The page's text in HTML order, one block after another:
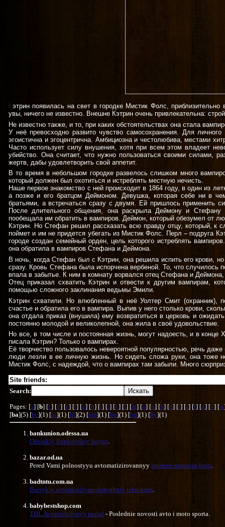
Кэтрин появилась на свет в городке Мистик Фолс,
увы, ничего не известно. Внешне Кэтрин очень привлекательна:
Не известно также, и то, при каких обстоятельствах она стала
У неё превосходно развито чувство самосохранения. Для
эгоистична и эгоцентрична. Амбициозна и честолюбива, местами
Часто использует силу внушения, хотя при всем этом владеет
убийство. Она считает, что нужно пользоваться своими силами,
жертв, дабы удовлетворить свой аппетит.
В то время в небольшом городке развелось слишком много
который должен был охотиться и истреблять местную нечисть.
Наше первое знакомство с ней происходит в 1864 году, в один из
а позже и его братцом Деймоном. Девушка, которая себе ни в
братьями, а встречаться сразу с двумя. Ей пришлось применить
После длительного общения, она раскрыла Деймону и
пообещала им обратить в вампиров. Деймон, который обезумел от
Кэтрин. Но Стефан решил рассказать всю правду отцу, который, к
поймет и им не придется убегать из Мистик Фолс. Перл – подруга
городе создан семейный орден, цель которого истреблять
она обратила в вампиров Стефана и Деймона.
В ночь, когда Стефан был с Кэтрин, она решила испить его крови,
сразу. Кровь Стефана была испорчена вербеной. То, что случилось
впала в забытье. К ним в комнату ворвался отец Стефана и
Отец приказал схватить Кэтрин и отвести к другим вампирам,
помощью сложного заклинания ведьмы Эмили.
Кэтрин схватили. Но влюбленный в неё Уолтер Смит
счастье и обратила его в вампира. Выпив у него столько крови,
она отдала приказ (внушила) ему возвратиться в церковь и
постоянно молодой и великолепной, она жила в своё удовольствие.
Но все, в том числе и постоянная жизнь, могут надоесть, и в конце
писала Кэтрин? Только о вампирах.
Её творчество пользовалось невероятной популярностью, речь
люди лезли в ее личную жизнь. Но сидеть сложа руки, она тоже
Мистик Фолс, с надеждой, что о вампирах там забыли. Много
Site friends:
Search:
Pages: [a] [b] [c] [d] [e] [f] [g] [h] [i] [j] [k] [l] [m] [n] [o] [p] [q] [r] [s] [t] [u] [v] [w
[ba](5) [be](1) [bi](1) [bl](2) [bm](1) [bo](1) [bu](1) [by](1)
bankunion.odessa.ua
Odesskiy Bankovskiy Soyuz.
bazar.od.ua
Pered Vami polnostyyu avtomatizirovannyy internet-magazin knig.
badtntu.com.ua
Barsykiy avtomobilyno-doroghniy tehnikum.
babybestshop.com
THL Avtomobilynyy portal - Poslednie novosti avto i moto sporta.